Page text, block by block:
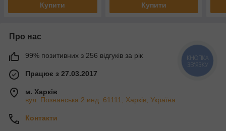
Купити Купити
Про нас
99% позитивних з 256 відгуків за рік
Працює з 27.03.2017
м. Харків
вул. Познанська 2 инд. 61111, Харків, Україна
Контакти
КНОПКА
ЗВ'ЯЗКУ